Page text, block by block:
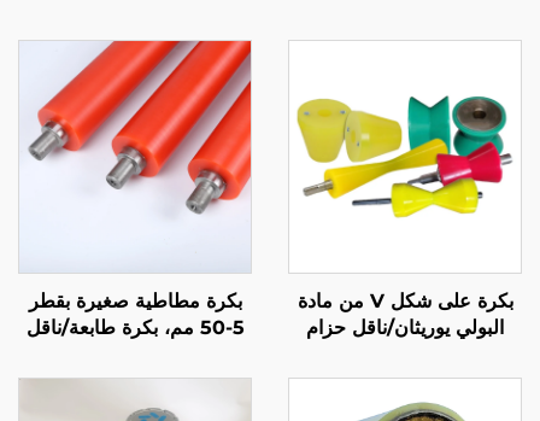
بكرة على شكل V من مادة
البولي يوريثان/ناقل حزام
بكرة مطاطية صغيرة بقطر
5-50 مم، بكرة طابعة/ناقل